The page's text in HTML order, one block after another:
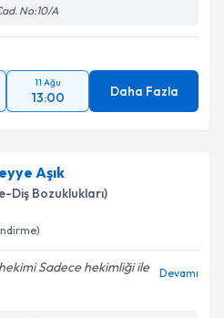
No:10/A
11 Ağu
13:00 Daha Fazla
Aşık
Diş Bozuklukları)
Sadece hekimliği ile
Devamı